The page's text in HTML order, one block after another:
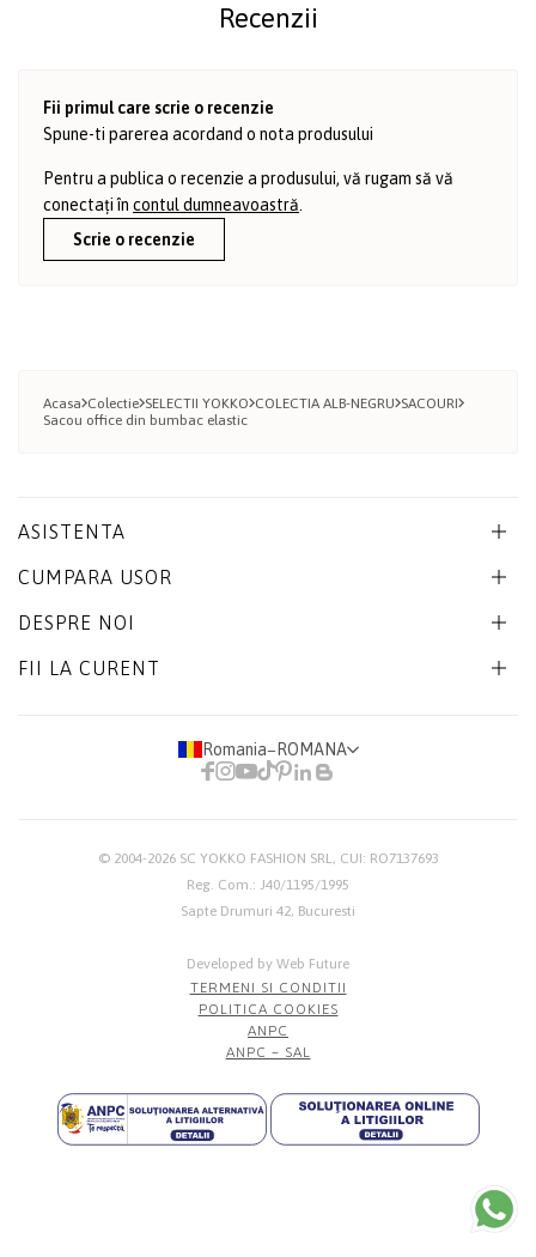
Recenzii
Fii primul care scrie o recenzie
Spune-ti parerea acordand o nota produsului
Pentru a publica o recenzie a produsului, vă rugam să vă
conectați în contul dumneavoastră
Scrie o recenzie
Acasa Colectie SELECTII YOKKO COLECTIA ALB-NEGRU SACOURI
Sacou office din bumbac elastic
ASISTENTA
CUMPARA USOR
DESPRE NOI
FII LA CURENT
Romania− ROMANA
© 2004-2026 SC YOKKO FASHION SRL, CUI: RO7137693
Reg. Com.: J40/1195/1995
Sapte Drumuri 42, Bucuresti
Developed by Web Future
TERMENI SI CONDITII
POLITICA COOKIES
ANPC
ANPC – SAL